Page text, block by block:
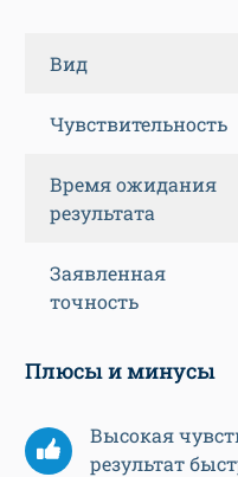
Вид
Чувствительность
Время ожидания
результата
Заявленная
точность
Плюсы и минусы
Высокая
результат